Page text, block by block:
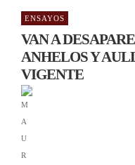
ENSAYOS
VAN A
ANHELOS Y
VIGENTE